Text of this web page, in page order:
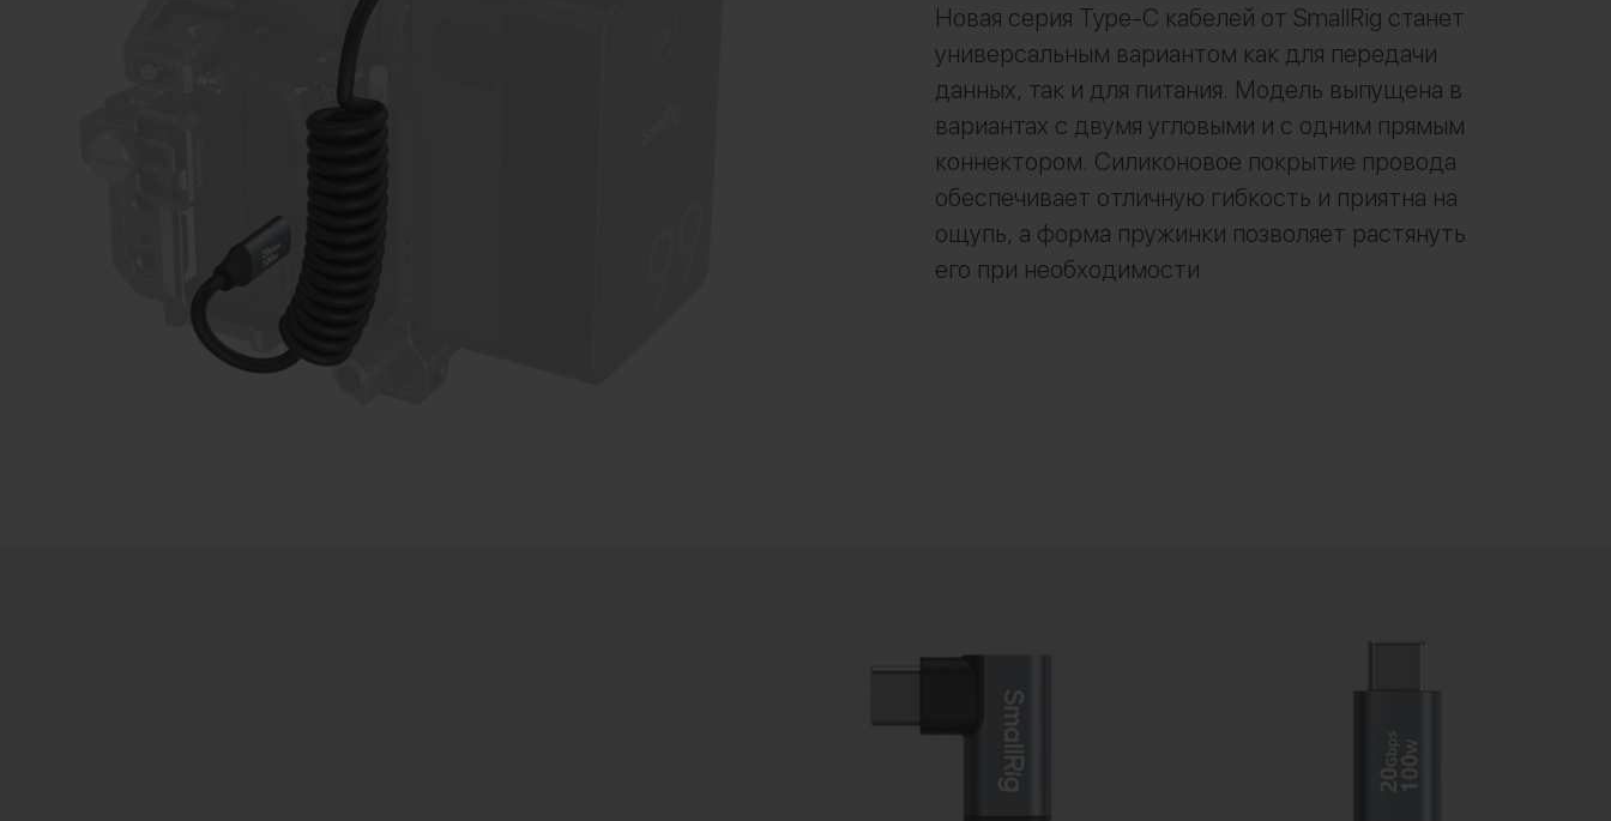
Новая серия Type-C кабелей от SmallRig станет
универсальным вариантом как для передачи
данных, так и для питания. Модель выпущена в
вариантах с двумя угловыми и с одним прямым
коннектором. Силиконовое покрытие провода
обеспечивает отличную гибкость и приятна на
ощупь, а форма пружинки позволяет растянуть
его при необходимости